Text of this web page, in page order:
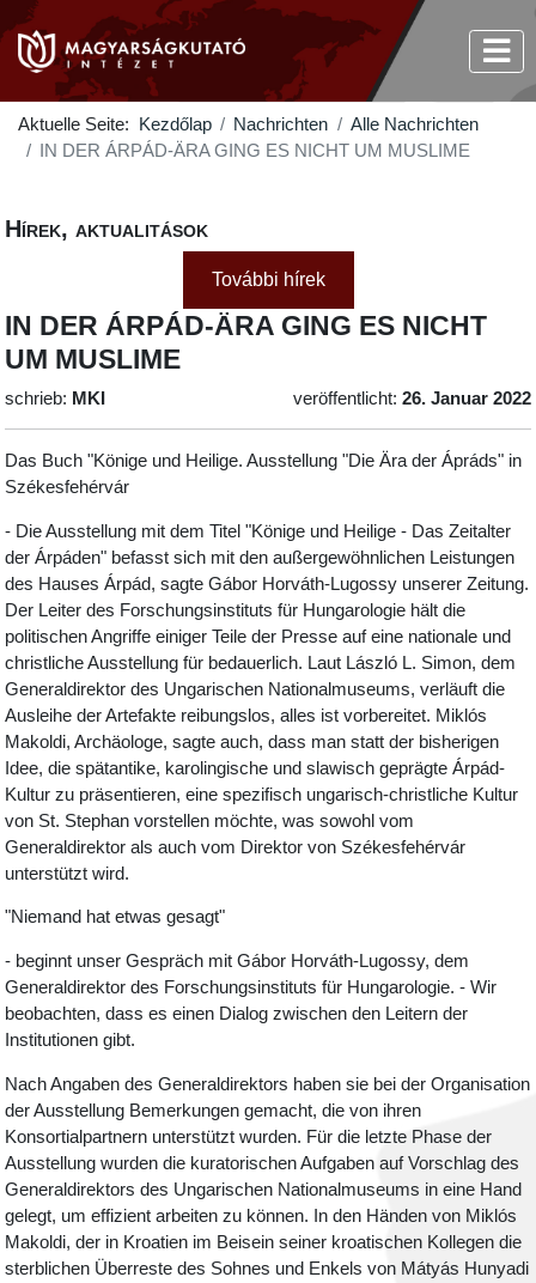
Aktuelle Seite: Kezdőlap Nachrichten
Alle Nachrichten
IN DER ÁRPÁD-ÄRA GING ES NICHT UM MUSLIME
Hírek, aktualitások
További hírek
IN DER ÁRPÁD-ÄRA GING ES NICHT
UM MUSLIME
schrieb: MKI veröffentlicht: 26. Januar 2022
Das Buch "Könige und Heilige. Ausstellung "Die Ära der Ápráds" in
Székesfehérvár
- Die Ausstellung mit dem Titel "Könige und Heilige - Das Zeitalter
der Árpáden" befasst sich mit den außergewöhnlichen Leistungen
des Hauses Árpád, sagte Gábor Horváth-Lugossy unserer Zeitung.
Der Leiter des Forschungsinstituts für Hungarologie hält die
politischen Angriffe einiger Teile der Presse auf eine nationale und
christliche Ausstellung für bedauerlich. Laut László L. Simon, dem
Generaldirektor des Ungarischen Nationalmuseums, verläuft die
Ausleihe der Artefakte reibungslos, alles ist vorbereitet. Miklós
Makoldi, Archäologe, sagte auch, dass man statt der bisherigen
Idee, die spätantike, karolingische und slawisch geprägte Árpád-
Kultur zu präsentieren, eine spezifisch ungarisch-christliche Kultur
von St. Stephan vorstellen möchte, was sowohl vom
Generaldirektor als auch vom Direktor von Székesfehérvár
unterstützt wird.
"Niemand hat etwas gesagt"
- beginnt unser Gespräch mit Gábor Horváth-Lugossy, dem
Generaldirektor des Forschungsinstituts für Hungarologie. - Wir
beobachten, dass es einen Dialog zwischen den Leitern der
Institutionen gibt.
Nach Angaben des Generaldirektors haben sie bei der Organisation
der Ausstellung Bemerkungen gemacht, die von ihren
Konsortialpartnern unterstützt wurden. Für die letzte Phase der
Ausstellung wurden die kuratorischen Aufgaben auf Vorschlag des
Generaldirektors des Ungarischen Nationalmuseums in eine Hand
gelegt, um effizient arbeiten zu können. In den Händen von Miklós
Makoldi, der in Kroatien im Beisein seiner kroatischen Kollegen die
sterblichen Überreste des Sohnes und Enkels von Mátyás Hunyadi